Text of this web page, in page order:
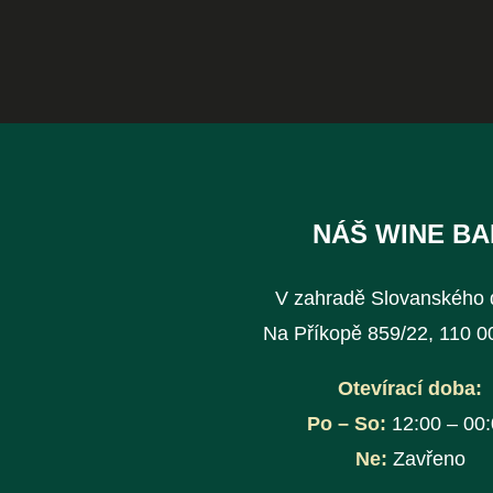
NÁŠ WINE
V zahradě Slovanského
Na Příkopě 859/22, 110
Otevírací doba:
Po – So: 12:00 –
Ne: Zavřeno